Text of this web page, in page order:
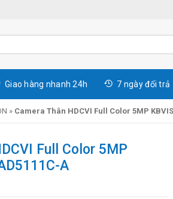
Giao hàng nhanh 24h 7 ngày đổi trả
» Camera Thân HDCVI Full Color 5MP
Full Color 5MP
A